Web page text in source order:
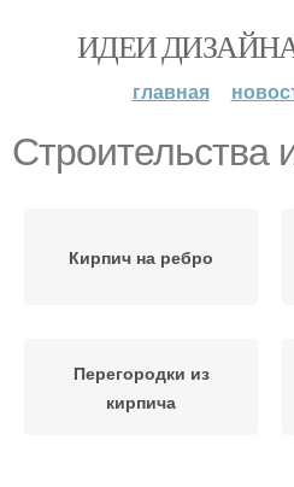
ИДЕИ
главная
Строительства
Кирпич на ребро
Перегородки из
кирпича